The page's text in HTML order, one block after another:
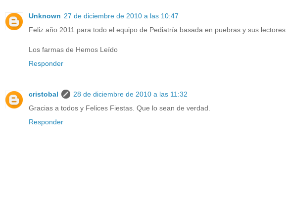
Unknown 27 de diciembre de 2010 a las 10:47
Feliz año 2011 para todo el equipo de Pediatría basada en puebras y sus lectores
Los farmas de Hemos Leído
Responder
cristobal
28 de diciembre de 2010 a las 11:32
Gracias a todos y Felices Fiestas. Que lo sean de verdad.
Responder